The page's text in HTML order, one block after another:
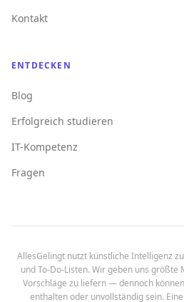
Kontakt
ENTDECKEN
Blog
Erfolgreich studieren
IT-Kompetenz
Fragen
AllesGelingt nutzt künstliche Intelligenz
und To-Do-Listen. Wir geben uns größte
Vorschläge zu liefern — dennoch
enthalten oder unvollständig sein.